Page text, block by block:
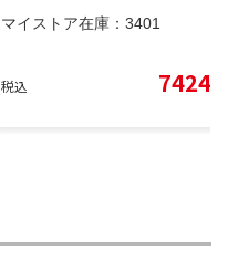
マイストア在庫： 3401
税込 7424